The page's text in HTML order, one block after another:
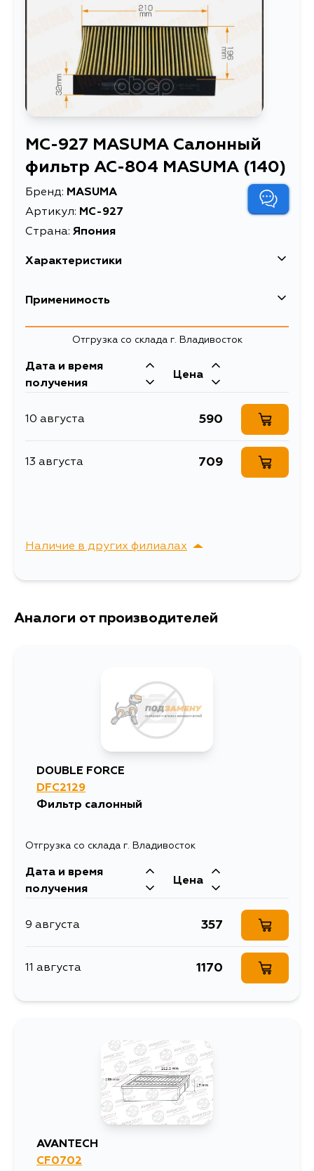
MC-927 MASUMA Салонный
фильтр AC-804 MASUMA (140)
Бренд: MASUMA
Артикул: MC-927
Страна: Япония
Характеристики
Расширенное описание
Применимость
HondaОтгрузка со склада г. Владивосток
Дата и время
получения
Цена
10 августа 590
13 августа 709
Наличие в других филиалах
г. Владивосток,
Аналоги от производителей
DOUBLE FORCE
DFC2129
Фильтр салонный
Отгрузка со склада г. Владивосток
Дата и время
получения
Цена
9 августа 357
11 августа 1170
AVANTECH
CF0702